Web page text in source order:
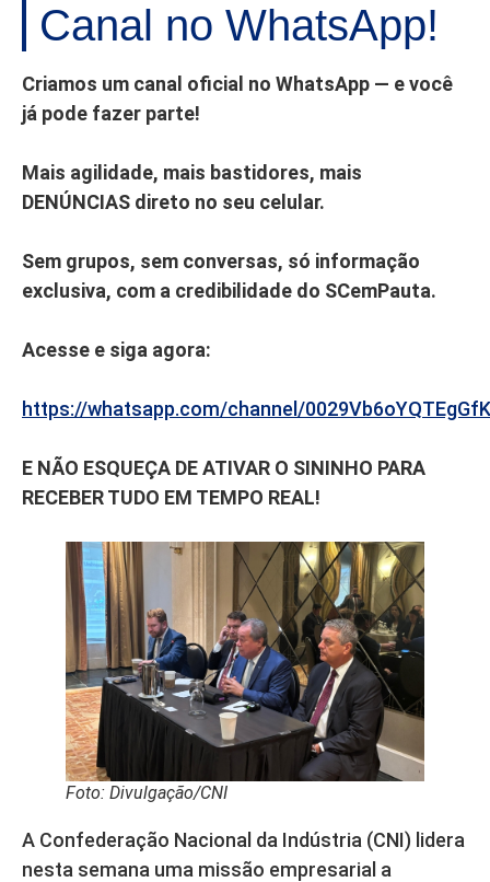
Canal no WhatsApp!
Criamos um canal oficial no WhatsApp — e você
já pode fazer parte!
Mais agilidade, mais bastidores, mais
DENÚNCIAS direto no seu celular.
Sem grupos, sem conversas, só informação
exclusiva, com a credibilidade do SCemPauta.
Acesse e siga agora:
https://whatsapp.com/channel/
E NÃO ESQUEÇA DE ATIVAR O SININHO PARA
RECEBER TUDO EM TEMPO REAL!
Foto: Divulgação/CNI
A Confederação Nacional da Indústria (CNI) lidera
nesta semana uma missão empresarial a